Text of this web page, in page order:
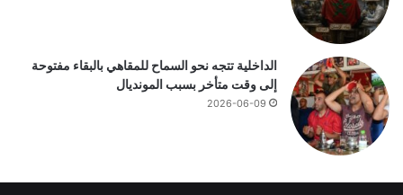
الداخلية تتجه نحو السماح للمقاهي بالبقاء مفتوحة
إلى وقت متأخر بسبب المونديال
2026-06-09